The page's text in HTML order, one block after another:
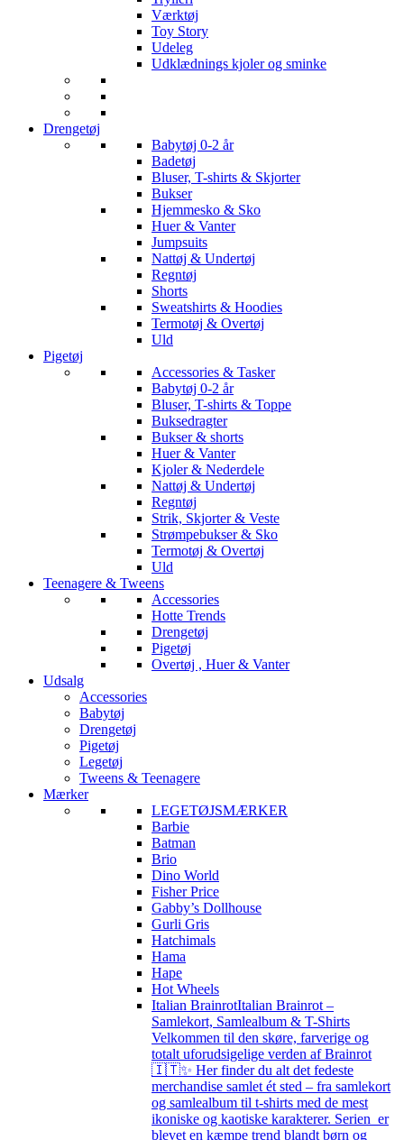
Værktøj
Toy Story
Udeleg
Udklædnings kjoler og sminke
Drengetøj
Babytøj 0-2 år
Badetøj
Bluser, T-shirts & Skjorter
Bukser
Hjemmesko & Sko
Huer & Vanter
Jumpsuits
Nattøj & Undertøj
Regntøj
Shorts
Sweatshirts & Hoodies
Termotøj & Overtøj
Uld
Pigetøj
Accessories & Tasker
Babytøj 0-2 år
Bluser, T-shirts & Toppe
Buksedragter
Bukser & shorts
Huer & Vanter
Kjoler & Nederdele
Nattøj & Undertøj
Regntøj
Strik, Skjorter & Veste
Strømpebukser & Sko
Termotøj & Overtøj
Uld
Teenagere & Tweens
Accessories
Hotte Trends
Drengetøj
Pigetøj
Overtøj , Huer & Vanter
Udsalg
Accessories
Babytøj
Drengetøj
Pigetøj
Legetøj
Tweens & Teenagere
Mærker
LEGETØJSMÆRKER
Barbie
Batman
Brio
Dino World
Fisher Price
Gabby’s Dollhouse
Gurli Gris
Hatchimals
Hama
Hape
Hot Wheels
Italian BrainrotItalian Brainrot –
Samlekort, Samlealbum & T-Shirts
Velkommen til den skøre, farverige og
totalt uforudsigelige verden af Brainrot
🇮🇹✨ Her finder du alt det fedeste
merchandise samlet ét sted – fra samlekort
og samlealbum til t-shirts med de mest
ikoniske og kaotiske karakterer. Serien er
blevet en kæmpe trend blandt børn og